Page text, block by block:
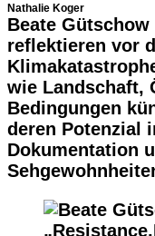
Nathalie Koger
Beate
reflektieren vor
wie Landschaft,
Bedingungen
deren Potenzial
Dokumentation